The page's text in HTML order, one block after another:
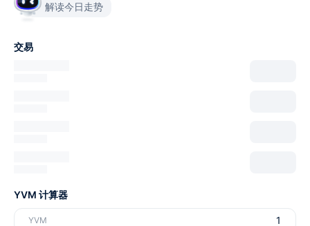
解读今日走势
交易
YVM 计算器
YVM